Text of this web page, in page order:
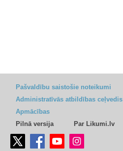
Pašvaldību saistošie noteikumi
Administratīvās atbildības ceļvedis
Apmācības
Pilnā versija
Par Likumi.lv